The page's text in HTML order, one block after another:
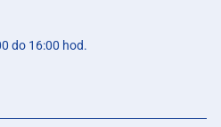
do 16:00 hod.